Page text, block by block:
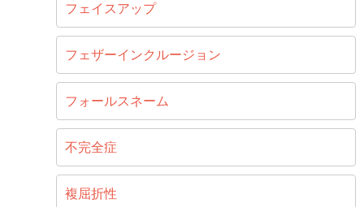
フェイスアップ
フェザーインクルージョン
フォールスネーム
不完全症
複屈折性